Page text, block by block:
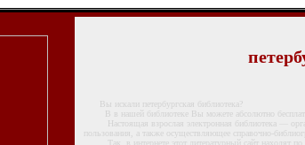
Вы искали петербургская библиотека?
В в нашей библиотеке Вы можете абсолютно
Настоящая взрослая электронная библиотека —
пользования, а также осуществляющее справочно-
Так, в интернете этот литературный сайт находят по